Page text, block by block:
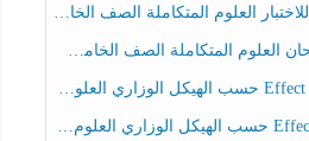
المتكاملة الصف الخامس عام الفصل الثالث
الصف الخامس انسبير الفصل الثالث